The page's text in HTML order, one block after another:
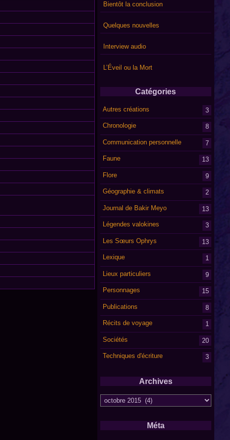
Bientôt la conclusion
Quelques nouvelles
Interview audio
L’Éveil ou la Mort
Catégories
Autres créations 3
Chronologie 8
Communication personnelle 7
Faune 13
Flore 9
Géographie & climats 2
Journal de Bakir Meyo 13
Légendes valokines 3
Les Sœurs Ophrys 13
Lexique 1
Lieux particuliers 9
Personnages 15
Publications 8
Récits de voyage 1
Sociétés 20
Techniques d'écriture 3
Archives
Archives
Méta